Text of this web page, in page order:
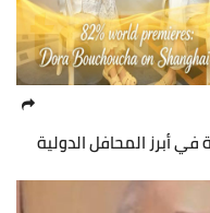
أبرز المحافل الدولية